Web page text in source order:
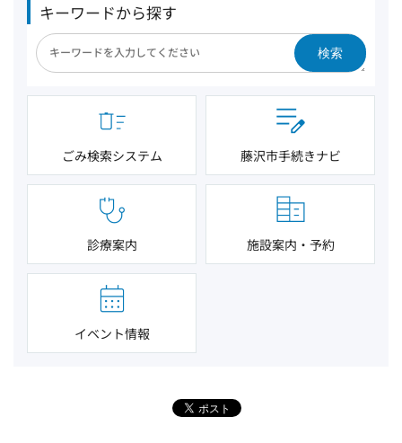
キーワードから探す
検索
ごみ検索システム 藤沢市手続きナビ
診療案内 施設案内・予約
イベント情報